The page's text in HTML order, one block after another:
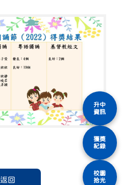
返回
升中
資訊
獲獎
紀錄
校園
拾光